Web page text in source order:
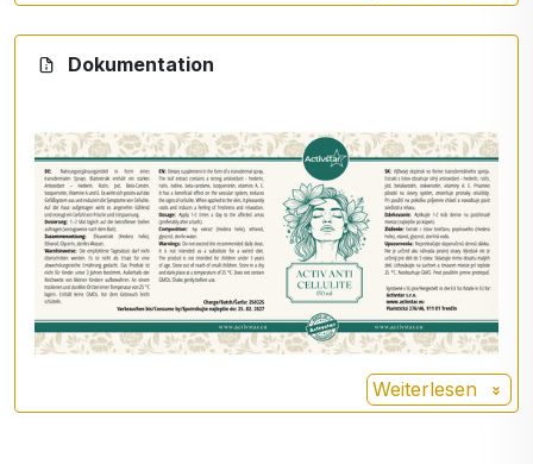
Saponine
Die Saponine erleichtern auch die
Aufnahme anderer Wirkstoffe und
Das Ergebnis ist eine glattere Haut,
leichtere Beine und ein Gefühl der
Frische für den ganzen Tag.
Routine
Rutin ist eines der natürlich in Pflanzen
vorkommenden Flavonoide. Es ist für
seine Rolle in Pflanzen bekannt, wo es
am Schutz gegen oxidativen Stress
Dokumentation
Weiterlesen